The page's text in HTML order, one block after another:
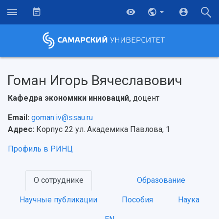
Об университете
Новости
Образование
Почему я выбираю Самарский университет?
Научно-исследовательская деятельность
Основные научные направления
Гоман Игорь Вячеславович
Кафедра экономики инноваций, доцент
Email: goman.iv@ssau.ru
Адрес: Корпус 22 ул. Академика Павлова, 1
Профиль в РИНЦ
О сотруднике Образование
Научные публикации Пособия Наука